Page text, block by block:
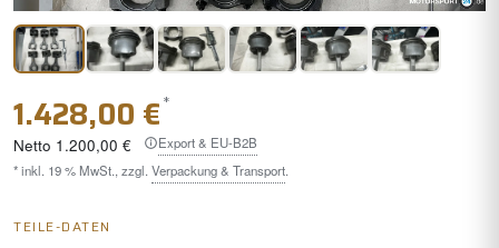
1.428,00 €*
Netto 1.200,00 €
Export & EU-B2B
* inkl. 19 % MwSt., zzgl. Verpackung & Transport.
TEILE-DATEN